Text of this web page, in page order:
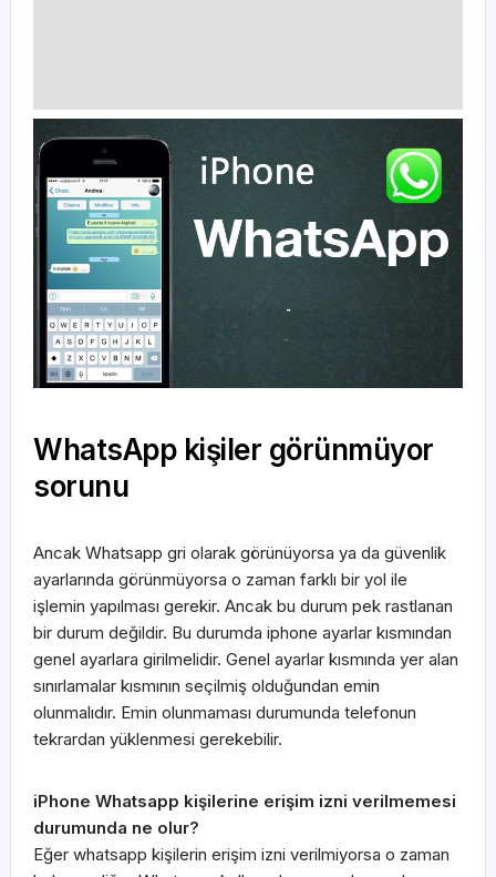
WhatsApp kişiler görünmüyor
sorunu
Ancak Whatsapp gri olarak görünüyorsa ya da güvenlik
ayarlarında görünmüyorsa o zaman farklı bir yol ile
işlemin yapılması gerekir. Ancak bu durum pek rastlanan
bir durum değildir. Bu durumda iphone ayarlar kısmından
genel ayarlara girilmelidir. Genel ayarlar kısmında yer alan
sınırlamalar kısmının seçilmiş olduğundan emin
olunmalıdır. Emin olunmaması durumunda telefonun
tekrardan yüklenmesi gerekebilir.
iPhone Whatsapp kişilerine erişim izni verilmemesi
durumunda ne olur?
Eğer whatsapp kişilerin erişim izni verilmiyorsa o zaman